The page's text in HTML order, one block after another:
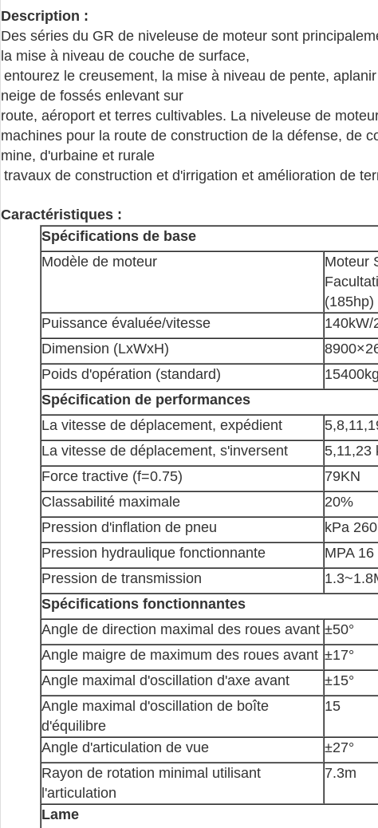
Description :
Des séries du GR de niveleuse de moteur sont
la mise à niveau de couche de surface,
entourez le creusement, la mise à niveau de pente,
neige de fossés enlevant sur
route, aéroport et terres cultivables. La niveleuse de
machines pour la route de construction de la défense, de
mine, d'urbaine et rurale
travaux de construction et d'irrigation et amélioration de
Caractéristiques :
Spécifications de base
Modèle de moteur
Moteur
(185hp)
Puissance évaluée/vitesse
140kW/
Dimension (LxWxH)
Poids d'opération (standard)
15400kg
Spécification de performances
La vitesse de déplacement, expédient
La vitesse de déplacement, s'inversent
5,11,23
Force tractive (f=0.75)
79KN
Classabilité maximale
20%
Pression d'inflation de pneu
kPa 260
Pression hydraulique fonctionnante
MPA 16
Pression de transmission
Spécifications fonctionnantes
Angle de direction maximal des roues avant ±50°
Angle maigre de maximum des roues avant ±17°
Angle maximal d'oscillation d'axe avant
±15°
Angle maximal d'oscillation de boîte
d'équilibre
15
Angle d'articulation de vue
±27°
Rayon de rotation minimal utilisant
l'articulation
7.3m
Lame